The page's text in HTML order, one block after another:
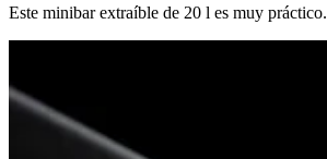
Este minibar extraíble de 20 l es muy práctico.